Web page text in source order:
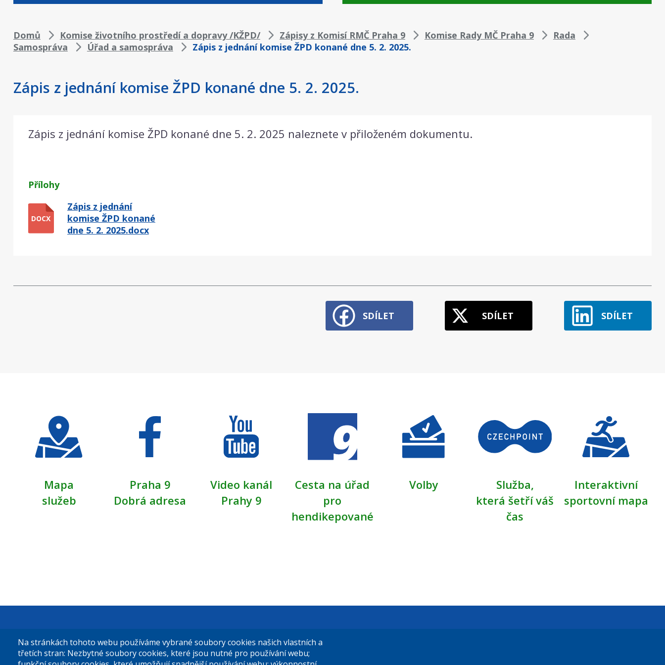
Drobečková
navigace
Domů Komise životního prostředí a dopravy /KŽPD/ Zápisy z Komisí RMČ Praha 9 Komise Rady MČ Praha 9
Rada
Samospráva
Úřad a samospráva Zápis z jednání komise ŽPD konané dne 5. 2. 2025.
Zápis z jednání komise ŽPD konané dne 5. 2. 2025.
Zápis z jednání komise ŽPD konané dne 5. 2. 2025 naleznete v přiloženém dokumentu.
Přílohy
DOCX
Zápis z jednání
komise ŽPD konané
dne 5. 2. 2025.docx
SDÍLET SDÍLET SDÍLET
Mapa
služeb
Praha 9
Dobrá adresa
Video kanál
Prahy 9
Cesta na úřad
pro
hendikepované
Volby
Služba,
která šetří váš
čas
Interaktivní
sportovní mapa
Městská část Praha 9
Sokolovská 14/324
El. podatelna (s el. podpisem):
posta@praha9.cz
Na stránkách tohoto webu používáme vybrané soubory cookies našich vlastních a
třetích stran: Nezbytné soubory cookies, které jsou nutné pro používání webu;